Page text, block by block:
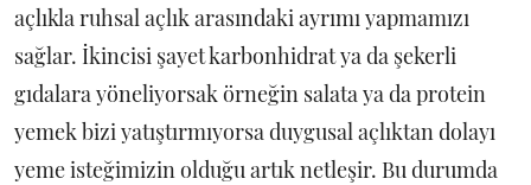
açlıkla ruhsal açlık arasındaki ayrımı yapmamızı
sağlar. İkincisi şayet karbonhidrat ya da şekerli
gıdalara yöneliyorsak örneğin salata ya da protein
yemek bizi yatıştırmıyorsa duygusal açlıktan dolayı
yeme isteğimizin olduğu artık netleşir. Bu durumda